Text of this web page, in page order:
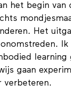
het begin
Het
gaan
verbeteren.